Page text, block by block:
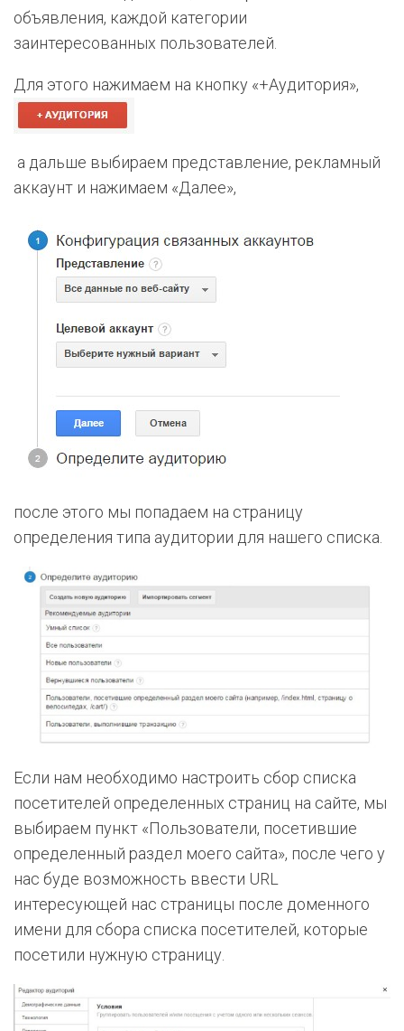
объявления, каждой категории
заинтересованных пользователей.
Для этого нажимаем на кнопку «+Аудитория»,
а дальше выбираем представление, рекламный
аккаунт и нажимаем «Далее»,
после этого мы попадаем на страницу
определения типа аудитории для нашего списка.
Если нам необходимо настроить сбор списка
посетителей определенных страниц на сайте, мы
выбираем пункт «Пользователи, посетившие
определенный раздел моего сайта», после чего у
нас буде возможность ввести URL
интересующей нас страницы после доменного
имени для сбора списка посетителей, которые
посетили нужную страницу.